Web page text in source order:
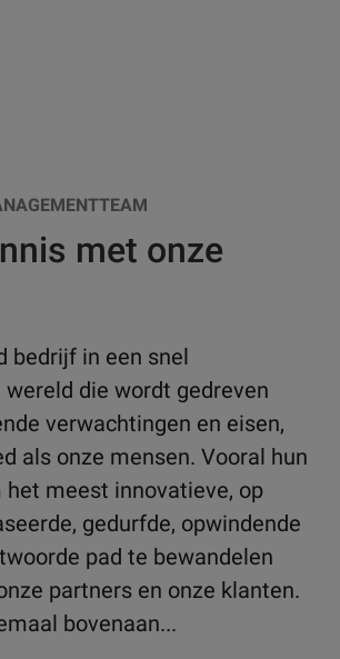
met onze
bedrijf in een snel
die wordt gedreven
verwachtingen en eisen,
als onze mensen. Vooral hun
meest innovatieve, op
gedurfde, opwindende
pad te bewandelen
partners en onze klanten.
bovenaan...